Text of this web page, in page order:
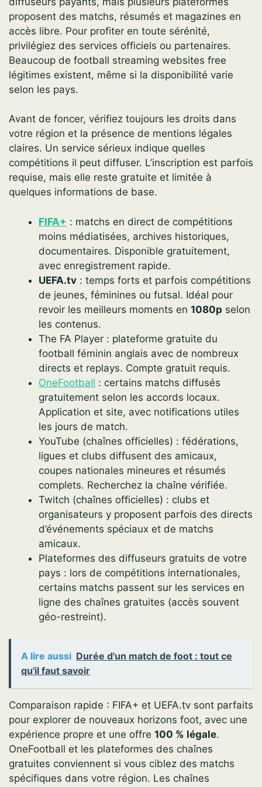
proposent des matchs, résumés et magazines en
accès libre. Pour profiter en toute sérénité,
privilégiez des services officiels ou partenaires.
Beaucoup de football streaming websites free
légitimes existent, même si la disponibilité varie
selon les pays.
Avant de foncer, vérifiez toujours les droits dans
votre région et la présence de mentions légales
claires. Un service sérieux indique quelles
compétitions il peut diffuser. L’inscription est parfois
requise, mais elle reste gratuite et limitée à
quelques informations de base.
FIFA+ : matchs en direct de compétitions
moins médiatisées, archives historiques,
documentaires. Disponible gratuitement,
avec enregistrement rapide.
UEFA.tv : temps forts et parfois compétitions
de jeunes, féminines ou futsal. Idéal pour
revoir les meilleurs moments en 1080p selon
les contenus.
The FA Player : plateforme gratuite du
football féminin anglais avec de nombreux
directs et replays. Compte gratuit requis.
OneFootball : certains matchs diffusés
gratuitement selon les accords locaux.
Application et site, avec notifications utiles
les jours de match.
YouTube (chaînes officielles) : fédérations,
ligues et clubs diffusent des amicaux,
coupes nationales mineures et résumés
complets. Recherchez la chaîne vérifiée.
Twitch (chaînes officielles) : clubs et
organisateurs y proposent parfois des directs
d’événements spéciaux et de matchs
amicaux.
Plateformes des diffuseurs gratuits de votre
pays : lors de compétitions internationales,
certains matchs passent sur les services en
ligne des chaînes gratuites (accès souvent
géo-restreint).
A lire aussi Durée d'un match de foot : tout ce
qu'il faut savoir
Comparaison rapide : FIFA+ et UEFA.tv sont parfaits
pour explorer de nouveaux horizons foot, avec une
expérience propre et une offre 100 % légale.
OneFootball et les plateformes des chaînes
gratuites conviennent si vous ciblez des matchs
spécifiques dans votre région. Les chaînes